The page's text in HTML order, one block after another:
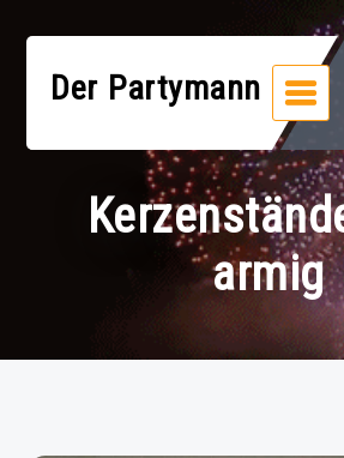
Inhalt
springenDer Partymann
armig